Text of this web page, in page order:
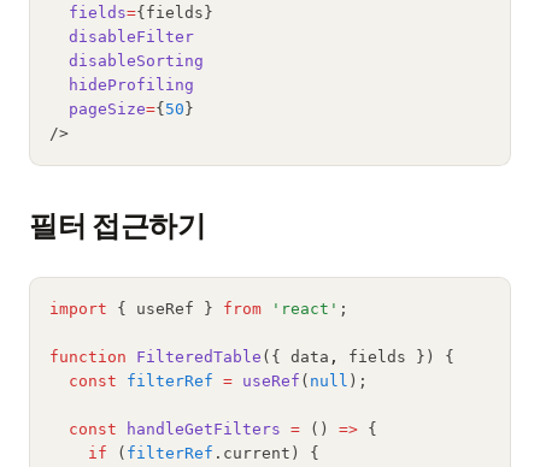
fields={fields}
disableFilter
disableSorting
hideProfiling
pageSize={ 50 }
/>
필터 접근하기
import { useRef } from 'react' ;
function FilteredTable ({ data ,
fields }) {
const
filterRef = useRef ( null );
const handleGetFilters = () => {
if ( filterRef .current) {